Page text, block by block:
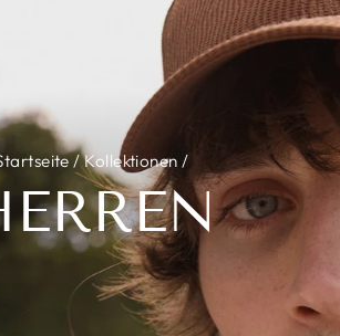
Diashow
/ Kollektionen /